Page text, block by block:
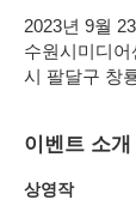
2023년 9월
수원시미디
시 팔달구 창
이벤트 소개
상영작